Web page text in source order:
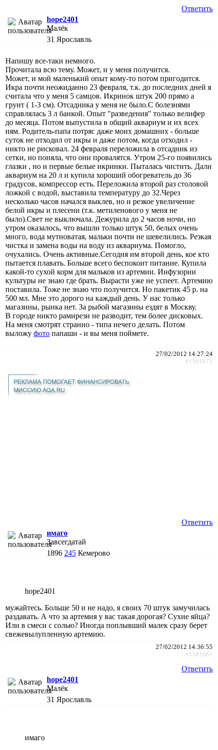
Ответить
hope2401
Малёк
31 Ярославль
Напишу все-таки немного.
Прочитала всю тему. Может, и у меня получится.
Может, и мой маленький опыт кому-то потом пригодится.
Икра почти неожиданно 23 февраля, т.к. до последних дней я
считала что у меня 5 самцов. Икринок штук 200 прямо а
грунт ( 1-3 см). Отсадника у меня не было.С болезнями
справлялась 3 л банкой. Опыт "разведения" только велифер
до месяца. Потом выпустила в общий аквариум и их всех
ням. Родитель-папа потряс даже моих домашних - больше
суток не отходил от икры и даже потом, когда отходил -
никто не рисковал. 24 февраля переложила в отсадник из
сетки, но поняла, что они провалятся. Утром 25-го появились
глазки , но и первые белые икринки. Пыталась чистить. Дали
аквариум на 20 л и купила хороший обогреватель до 36
градусов, компрессор есть. Переложила второй раз столовой
ложкой с водой, выставила температуру до 32.Через
несколько часов начался выклев, но и резкое увеличение
белой икры и плесени (т.к. метиленового у меня не
было).Свет не выключала. Дежурила до 2 часов ночи, но
утром оказалось, что вышли только штук 50, белых очень
много, вода мутноватая, мальки почти не шевелились. Резкая
чистка и замена воды на воду из аквариума. Помогло,
очухались. Очень активные.Сегодня им второй день, кое кто
пытается плавать. Больше всего беспокоит питание. Купила
какой-то сухой корм для мальков из артемии. Инфузории
культуры не знаю где брать. Вырасти уже не успеет. Артемию
поставила. Тоже не знаю что получится. Но пакетик 45 р. на
500 мл. Мне это дорого на каждый день. У нас только
магазины, рынка нет. За рыбой магазины ездят в Москву.
В городе никто рамирези не разводит, тем более дисковых.
На меня смотрят странно - типа нечего делать. Потом
выложу фото папаши - и вы меня поймете.
27/02/2012 14:27:24
#1581671
Ответить
имаго
Завсегдатай
1896 245 Кемерово
hope2401
мужайтесь. Больше 50 и не надо, я своих 70 штук замучилась
раздавать. А что за артемия у вас такая дорогая? Сухие яйца?
Или в смеси с солью? Иногда поплывший малек сразу берет
свежевылупленную артемию.
27/02/2012 14:36:55
#1581681
Ответить
hope2401
Малёк
31 Ярославль
имаго